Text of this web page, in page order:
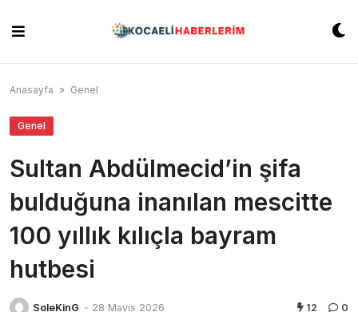
content
Anasayfa » Genel
Genel
Sultan Abdülmecid’in şifa
bulduğuna inanılan mescitte
100 yıllık kılıçla bayram
hutbesi
SoleKinG - 28 Mayıs 2026 12 0